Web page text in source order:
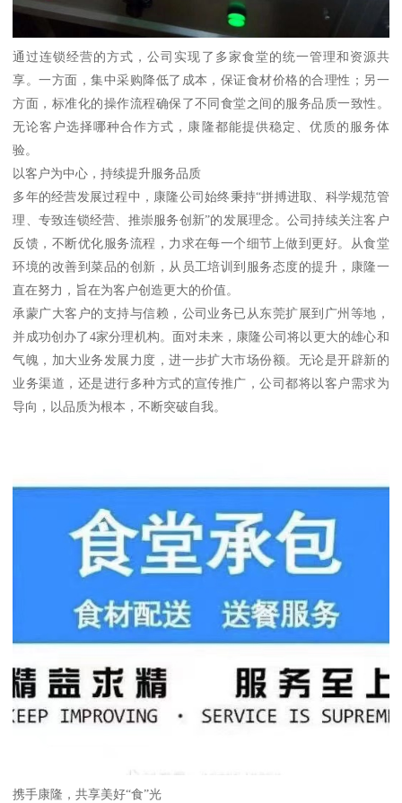
通过连锁经营的方式，公司实现了多家食堂的统一管理和资源共
享。一方面，集中采购降低了成本，保证食材价格的合理性；另一
方面，标准化的操作流程确保了不同食堂之间的服务品质一致性。
无论客户选择哪种合作方式，康隆都能提供稳定、优质的服务体
验。
以客户为中心，持续提升服务品质
多年的经营发展过程中，康隆公司始终秉持“拼搏进取、科学规范管
理、专致连锁经营、推崇服务创新”的发展理念。公司持续关注客户
反馈，不断优化服务流程，力求在每一个细节上做到更好。从食堂
环境的改善到菜品的创新，从员工培训到服务态度的提升，康隆一
直在努力，旨在为客户创造更大的价值。
承蒙广大客户的支持与信赖，公司业务已从东莞扩展到广州等地，
并成功创办了4家分理机构。面对未来，康隆公司将以更大的雄心和
气魄，加大业务发展力度，进一步扩大市场份额。无论是开辟新的
业务渠道，还是进行多种方式的宣传推广，公司都将以客户需求为
导向，以品质为根本，不断突破自我。
携手康隆，共享美好“食”光